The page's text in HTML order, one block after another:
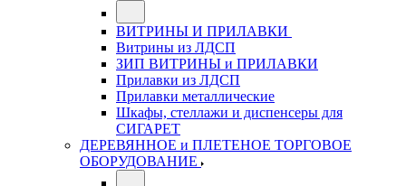
ВИТРИНЫ И ПРИЛАВКИ
Витрины из ЛДСП
ЗИП ВИТРИНЫ и ПРИЛАВКИ
Прилавки из ЛДСП
Прилавки металлические
Шкафы, стеллажи и диспенсеры для
СИГАРЕТ
ДЕРЕВЯННОЕ и ПЛЕТЕНОЕ ТОРГОВОЕ
ОБОРУДОВАНИЕ